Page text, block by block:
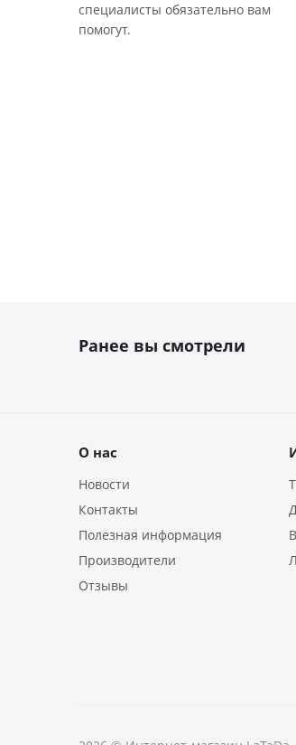
специалисты обязательно вам
помогут.
Ранее вы смотрели
О нас
Новости
Контакты
Полезная информация
Производители
Отзывы